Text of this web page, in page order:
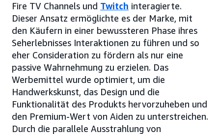
Fire TV Channels und Twitch interagierte.
Dieser Ansatz ermöglichte es der Marke, mit
den Käufern in einer bewussteren Phase ihres
Seherlebnisses Interaktionen zu führen und so
eher Consideration zu fördern als nur eine
passive Wahrnehmung zu erzielen. Das
Werbemittel wurde optimiert, um die
Handwerkskunst, das Design und die
Funktionalität des Produkts hervorzuheben und
den Premium-Wert von Aiden zu unterstreichen.
Durch die parallele Ausstrahlung von